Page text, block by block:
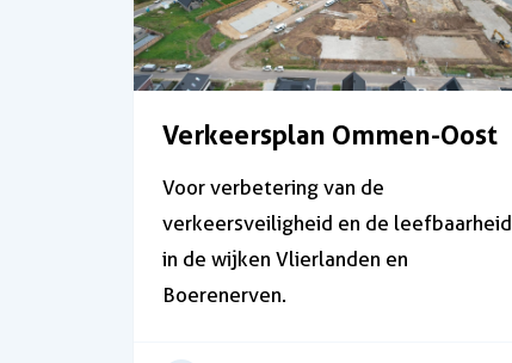
Verkeersplan Ommen-Oost
Voor verbetering van de
verkeersveiligheid en de leefbaarheid
in de wijken Vlierlanden en
Boerenerven.